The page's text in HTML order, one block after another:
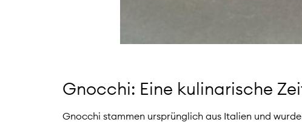
Gnocchi: Eine kulinarische
Gnocchi stammen ursprünglich aus Italien und